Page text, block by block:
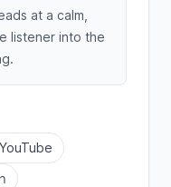
at a calm,
listener into the